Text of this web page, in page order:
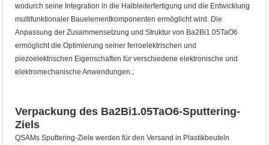
wodurch seine Integration in die Halbleiterfertigung und die Entwicklung
multifunktionaler Bauelementkomponenten ermöglicht wird. Die
Anpassung der Zusammensetzung und Struktur von Ba2Bi1.05TaO6
ermöglicht die Optimierung seiner ferroelektrischen und
piezoelektrischen Eigenschaften für verschiedene elektronische und
elektromechanische Anwendungen.;
Verpackung des Ba2Bi1.05TaO6-Sputtering-
Ziels
QSAMs Sputtering-Ziele werden für den Versand in Plastikbeuteln